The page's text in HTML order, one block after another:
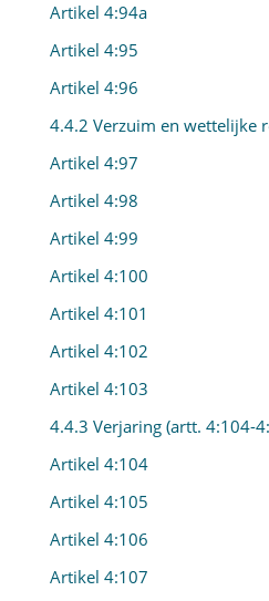
Artikel 4:94a
Artikel 4:95
Artikel 4:96
4.4.2 Verzuim en wettelijke
Artikel 4:97
Artikel 4:98
Artikel 4:99
Artikel 4:100
Artikel 4:101
Artikel 4:102
Artikel 4:103
4.4.3 Verjaring (artt. 4:104-
Artikel 4:104
Artikel 4:105
Artikel 4:106
Artikel 4:107